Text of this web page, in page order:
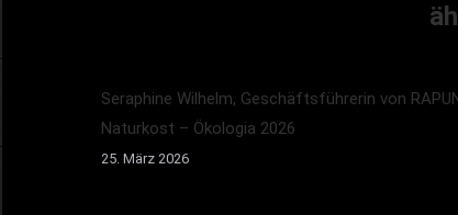
Seraphine Wilhelm, Geschäftsführerin von
Naturkost – Ökologia 2026
25. März 2026